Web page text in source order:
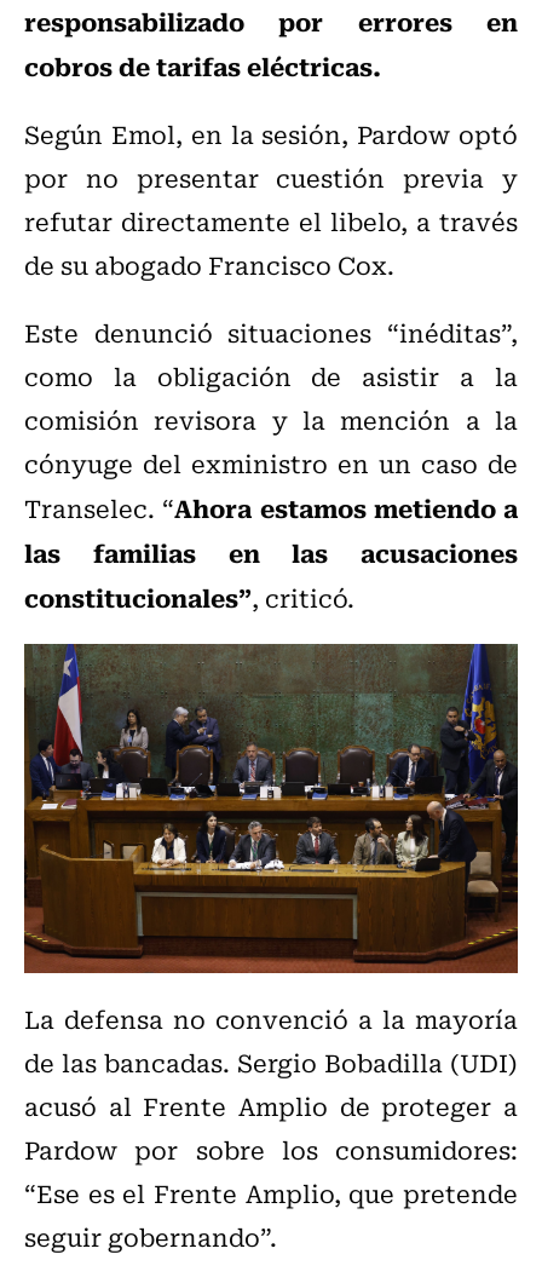
responsabilizado por errores en
cobros de tarifas eléctricas.
Según Emol, en la sesión, Pardow optó
por no presentar cuestión previa y
refutar directamente el libelo, a través
de su abogado Francisco Cox.
Este denunció situaciones “inéditas”,
como la obligación de asistir a la
comisión revisora y la mención a la
cónyuge del exministro en un caso de
Transelec. “Ahora estamos metiendo a
las familias en las acusaciones
constitucionales”, criticó.
La defensa no convenció a la mayoría
de las bancadas. Sergio Bobadilla (UDI)
acusó al Frente Amplio de proteger a
Pardow por sobre los consumidores:
“Ese es el Frente Amplio, que pretende
seguir gobernando”.